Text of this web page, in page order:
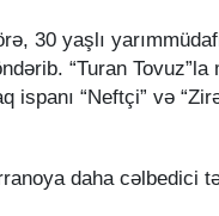
30 yaşlı
“Turan Tovuz”la
ispanı “Neftçi” və
daha cəlbedici